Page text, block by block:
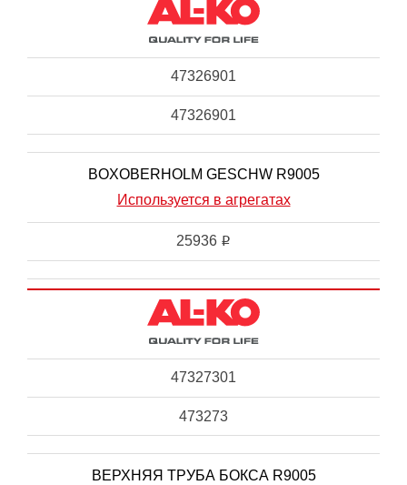
47326901
47326901
BOXOBERHOLM GESCHW R9005
Используется в агрегатах
25936 i
47327301
473273
ВЕРХНЯЯ ТРУБА БОКСА R9005